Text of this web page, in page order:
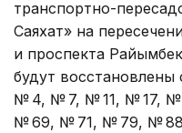
транспортно-
Саяхат» на
и проспекта
будут
№ 4, № 7, № 11, № 17,
№ 69, № 71, № 79, №